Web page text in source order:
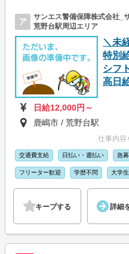
ア
サンエス警備保障株式会社_
荒野台駅周辺エリア
＼未
特別
シフ
高日
日給12,000円～
鹿嶋市 / 荒野台駅
仕事内容
交通費支給 日払い・週払い 急募
フリーター歓迎 学歴不問 大学
キープする 詳細